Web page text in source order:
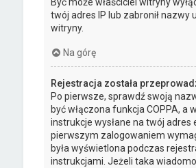
twój adres IP lub zabronił
witryny.
Na górę
Rejestracja została
Po pierwsze, sprawdź swoją
być włączona funkcja COPPA,
instrukcje wysłane na twój
pierwszym zalogowaniem
była wyświetlona podczas
instrukcjami. Jeżeli taka